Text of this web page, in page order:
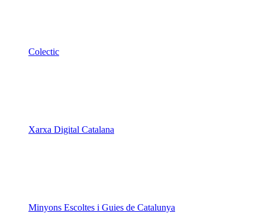
Colectic
Xarxa Digital Catalana
Minyons Escoltes i Guies de Catalunya